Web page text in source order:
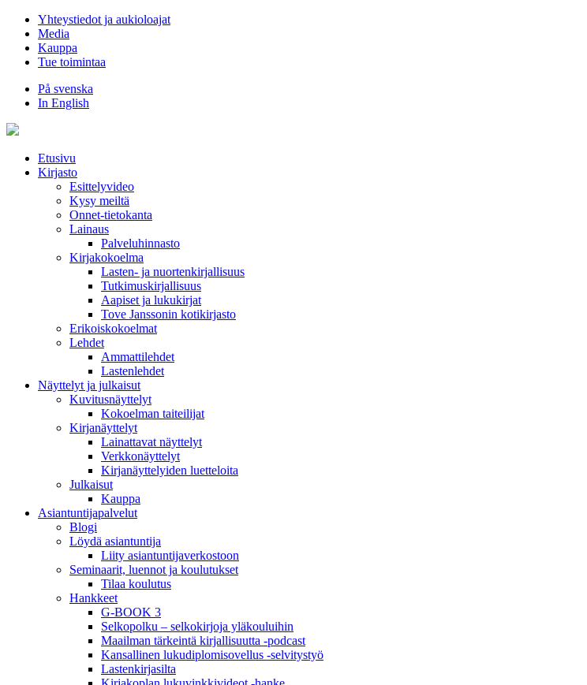
Hyppää
sisältöön
Yhteystiedot ja aukioloajat
Media
Kauppa
Tue toimintaa
På svenska
In English
Etusivu
Kirjasto
Esittelyvideo
Kysy meiltä
Onnet-tietokanta
Lainaus
Palveluhinnasto
Kirjakokoelma
Lasten- ja nuortenkirjallisuus
Tutkimuskirjallisuus
Aapiset ja lukukirjat
Tove Janssonin kotikirjasto
Erikoiskokoelmat
Lehdet
Ammattilehdet
Lastenlehdet
Näyttelyt ja julkaisut
Kuvitusnäyttelyt
Kokoelman taiteilijat
Kirjanäyttelyt
Lainattavat näyttelyt
Verkkonäyttelyt
Kirjanäyttelyiden luetteloita
Julkaisut
Kauppa
Asiantuntija­palvelut
Blogi
Löydä asiantuntija
Liity asiantuntijaverkostoon
Seminaarit, luennot ja koulutukset
Tilaa koulutus
Hankkeet
G-BOOK 3
Selkopolku – selkokirjoja yläkouluihin
Maailman tärkeintä kirjallisuutta -podcast
Kansallinen lukudiplomisovellus -selvitystyö
Lastenkirjasilta